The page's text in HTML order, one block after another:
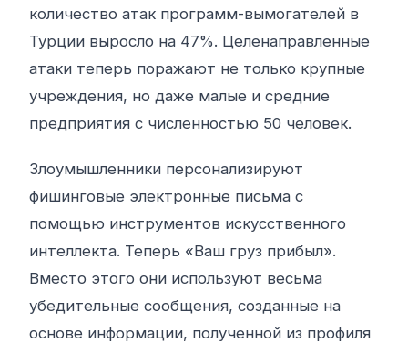
количество атак программ-вымогателей в
Турции выросло на 47%. Целенаправленные
атаки теперь поражают не только крупные
учреждения, но даже малые и средние
предприятия с численностью 50 человек.
Злоумышленники персонализируют
фишинговые электронные письма с
помощью инструментов искусственного
интеллекта. Теперь «Ваш груз прибыл».
Вместо этого они используют весьма
убедительные сообщения, созданные на
основе информации, полученной из профиля